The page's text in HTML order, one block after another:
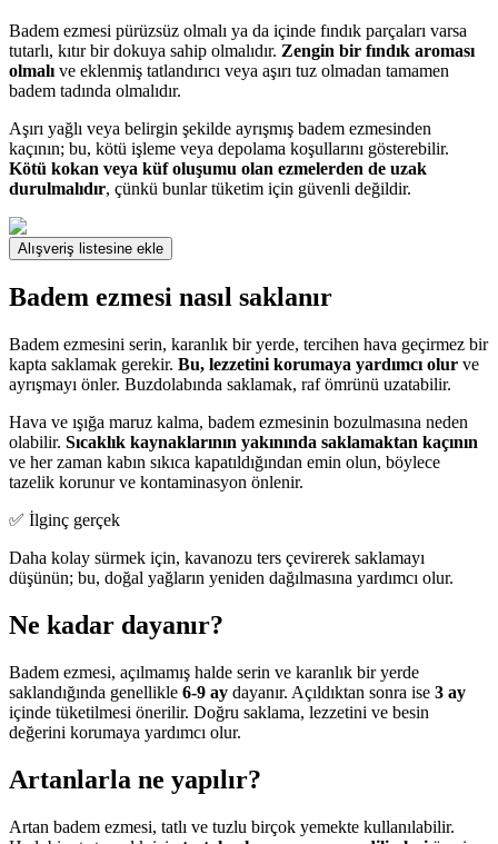
Badem ezmesi pürüzsüz olmalı ya da içinde fındık parçaları varsa
tutarlı, kıtır bir dokuya sahip olmalıdır. Zengin bir fındık aroması
olmalı ve eklenmiş tatlandırıcı veya aşırı tuz olmadan tamamen
badem tadında olmalıdır.
Aşırı yağlı veya belirgin şekilde ayrışmış badem ezmesinden
kaçının; bu, kötü işleme veya depolama koşullarını gösterebilir.
Kötü kokan veya küf oluşumu olan ezmelerden de uzak
durulmalıdır, çünkü bunlar tüketim için güvenli değildir.
Alışveriş listesine ekle
Badem ezmesi nasıl saklanır
Badem ezmesini serin, karanlık bir yerde, tercihen hava geçirmez bir
kapta saklamak gerekir. Bu, lezzetini korumaya yardımcı olur ve
ayrışmayı önler. Buzdolabında saklamak, raf ömrünü uzatabilir.
Hava ve ışığa maruz kalma, badem ezmesinin bozulmasına neden
olabilir. Sıcaklık kaynaklarının yakınında saklamaktan kaçının
ve her zaman kabın sıkıca kapatıldığından emin olun, böylece
tazelik korunur ve kontaminasyon önlenir.
✅ İlginç gerçek
Daha kolay sürmek için, kavanozu ters çevirerek saklamayı
düşünün; bu, doğal yağların yeniden dağılmasına yardımcı olur.
Ne kadar dayanır?
Badem ezmesi, açılmamış halde serin ve karanlık bir yerde
saklandığında genellikle 6-9 ay dayanır. Açıldıktan sonra ise 3 ay
içinde tüketilmesi önerilir. Doğru saklama, lezzetini ve besin
değerini korumaya yardımcı olur.
Artanlarla ne yapılır?
Artan badem ezmesi, tatlı ve tuzlu birçok yemekte kullanılabilir.